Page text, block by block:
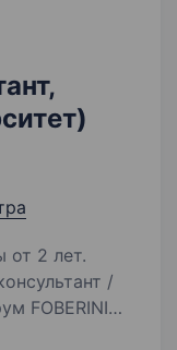
от 2 лет.
FOBERINI